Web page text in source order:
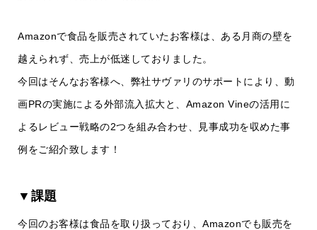
Amazonで食品を販売されていたお客様は、ある月商の壁を
越えられず、売上が低迷しておりました。
今回はそんなお客様へ、弊社サヴァリのサポートにより、動
画PRの実施による外部流入拡大と、Amazon Vineの活用に
よるレビュー戦略の2つを組み合わせ、見事成功を収めた事
例をご紹介致します！
▼課題
今回のお客様は食品を取り扱っており、Amazonでも販売を